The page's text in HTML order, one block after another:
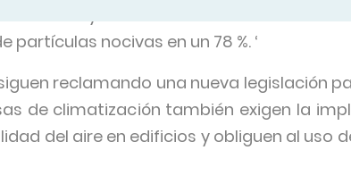
y un sistema de filtración en
nocivas en un 78 %. ‘
reclamando una nueva legislación
de climatización también exigen la
del aire en edificios y obliguen al uso